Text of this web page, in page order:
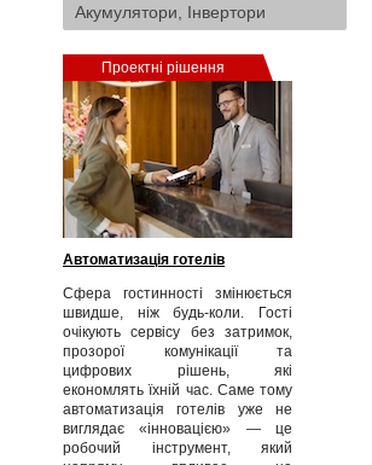
Акумулятори, Інвертори
Проектні рішення
Автоматизація готелів
Сфера гостинності змінюється
швидше, ніж будь-коли. Гості
очікують сервісу без затримок,
прозорої комунікації та
цифрових рішень, які
економлять їхній час. Саме тому
автоматизація готелів уже не
виглядає «інновацією» — це
робочий інструмент, який